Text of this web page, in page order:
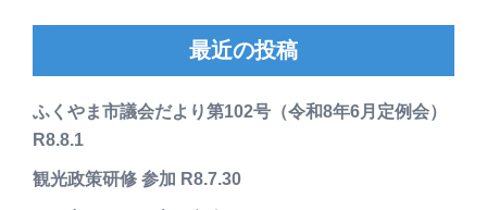
最近の投稿
ふくやま市議会だより第102号（令和8年6月定例会）
R8.8.1
観光政策研修 参加 R8.7.30